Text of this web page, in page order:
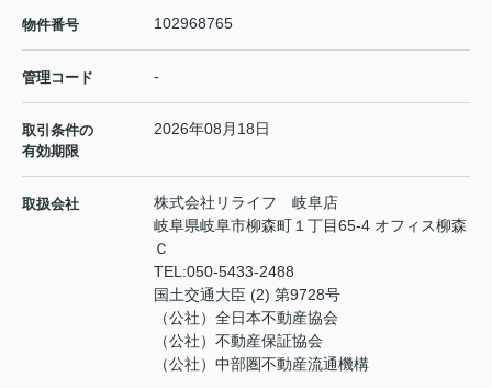
物件番号 102968765
管理コード -
取引条件の
有効期限
2026年08月18日
取扱会社
株式会社リライフ 岐阜店
岐阜県岐阜市柳森町１丁目65-4 オフィス柳森
Ｃ
TEL:050-5433-2488
国土交通大臣 (2) 第9728号
（公社）全日本不動産協会
（公社）不動産保証協会
（公社）中部圏不動産流通機構